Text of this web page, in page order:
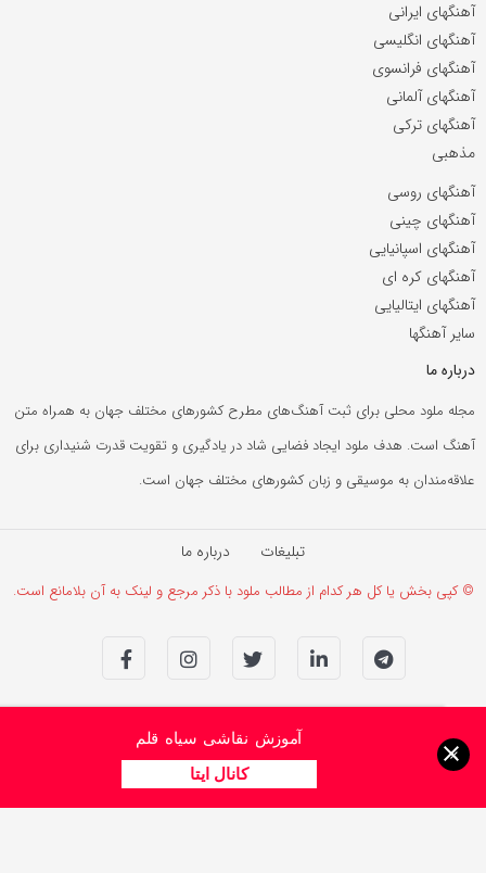
آهنگهای ایرانی
آهنگهای انگلیسی
آهنگهای فرانسوی
آهنگهای آلمانی
آهنگهای ترکی
مذهبی
آهنگهای روسی
آهنگهای چینی
آهنگهای اسپانیایی
آهنگهای کره ای
آهنگهای ایتالیایی
سایر آهنگها
درباره ما
مجله ملود محلی برای ثبت آهنگ‌های مطرح کشورهای مختلف جهان به همراه متن
آهنگ است. هدف ملود ایجاد فضایی شاد در یادگیری و تقویت قدرت شنیداری برای
علاقه‌مندان به موسیقی و زبان کشورهای مختلف جهان است.
تبلیغات درباره ما
© کپی بخش یا کل هر کدام از مطالب ملود با ذکر مرجع و لینک به آن بلامانع است.
آموزش نقاشی سیاه قلم
کانال ایتا
×